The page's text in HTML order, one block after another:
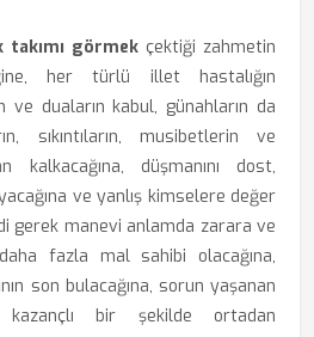
takımı görmek çektiği zahmetin
her türlü illet hastalığın
ve duaların kabul, günahların da
sıkıntıların, musibetlerin ve
kalkacağına, düşmanını dost,
ve yanlış kimselere değer
gerek manevi anlamda zarara ve
fazla mal sahibi olacağına,
son bulacağına, sorun yaşanan
kazançlı bir şekilde ortadan